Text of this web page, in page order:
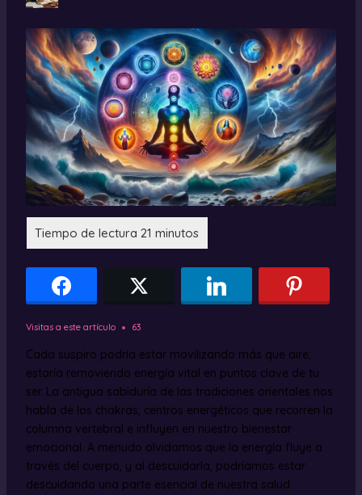
Visitas a este artículo 63
Cada suspiro podría estar movilizando más que aire;
estaría removiendo energía vital en puntos clave de tu
ser. La antigua sabiduría de las tradiciones orientales nos
habla de los chakras, centros energéticos que recorren la
columna vertebral e influyen en nuestro bienestar
emocional. A menudo olvidamos que la energía fluye a
través del cuerpo, y al descuidarla, podríamos estar
descuidando una parte esencial de nuestra salud